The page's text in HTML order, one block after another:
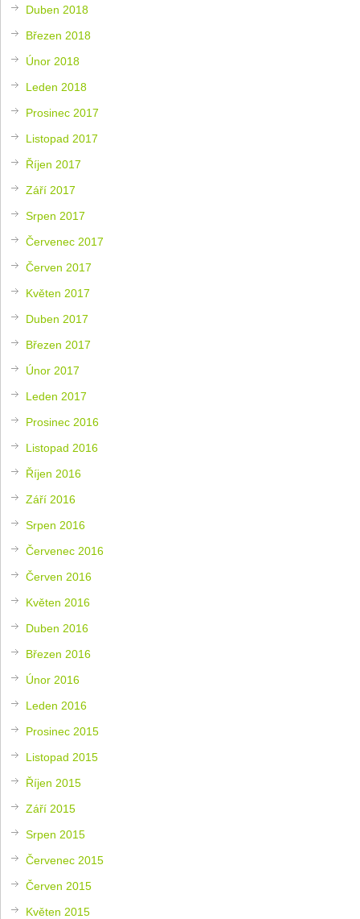
Duben 2018
Březen 2018
Únor 2018
Leden 2018
Prosinec 2017
Listopad 2017
Říjen 2017
Září 2017
Srpen 2017
Červenec 2017
Červen 2017
Květen 2017
Duben 2017
Březen 2017
Únor 2017
Leden 2017
Prosinec 2016
Listopad 2016
Říjen 2016
Září 2016
Srpen 2016
Červenec 2016
Červen 2016
Květen 2016
Duben 2016
Březen 2016
Únor 2016
Leden 2016
Prosinec 2015
Listopad 2015
Říjen 2015
Září 2015
Srpen 2015
Červenec 2015
Červen 2015
Květen 2015